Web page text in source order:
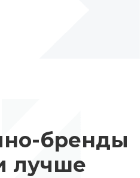
бренды
лучше